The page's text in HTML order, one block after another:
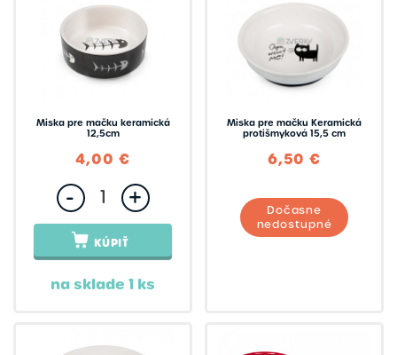
Miska pre mačku keramická
12,5cm
4,00 €
- +
KÚPIŤ
na sklade 1 ks
Miska pre mačku Keramická
protišmyková 15,5 cm
6,50 €
Dočasne
nedostupné